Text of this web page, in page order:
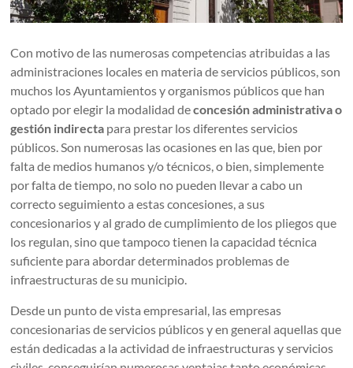
Con motivo de las numerosas competencias atribuidas a las
administraciones locales en materia de servicios públicos, son
muchos los Ayuntamientos y organismos públicos que han
optado por elegir la modalidad deconcesión administrativao
gestión indirecta para prestar los diferentes servicios
públicos. Son numerosas las ocasiones en las que, bien por
falta de medios humanos y/o técnicos, o bien, simplemente
por falta de tiempo, no solo no pueden llevar a cabo un
correcto seguimiento a estas concesiones, a sus
concesionarios y al grado de cumplimiento de los pliegos que
los regulan, sino que tampoco tienen la capacidad técnica
suficiente para abordar determinados problemas de
infraestructuras de su municipio.
Desde un punto de vista empresarial, las empresas
concesionarias de servicios públicos y en general aquellas que
están dedicadas a la actividad de infraestructuras y servicios